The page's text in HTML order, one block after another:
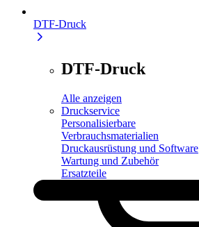
DTF-Druck
DTF-Druck
Alle anzeigen
Druckservice
Personalisierbare
Verbrauchsmaterialien
Druckausrüstung und Software
Wartung und Zubehör
Ersatzteile